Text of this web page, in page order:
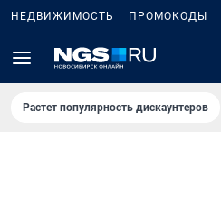
НЕДВИЖИМОСТЬ ПРОМОКОДЫ
Растет популярность дискаунтеров